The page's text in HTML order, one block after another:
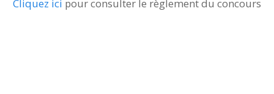
Cliquez ici pour consulter le règlement du concours